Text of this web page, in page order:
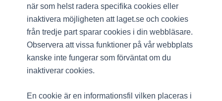
när som helst radera specifika cookies eller
inaktivera möjligheten att laget.se och cookies
från tredje part sparar cookies i din webbläsare.
Observera att vissa funktioner på vår webbplats
kanske inte fungerar som förväntat om du
inaktiverar cookies.
En cookie är en informationsfil vilken placeras i